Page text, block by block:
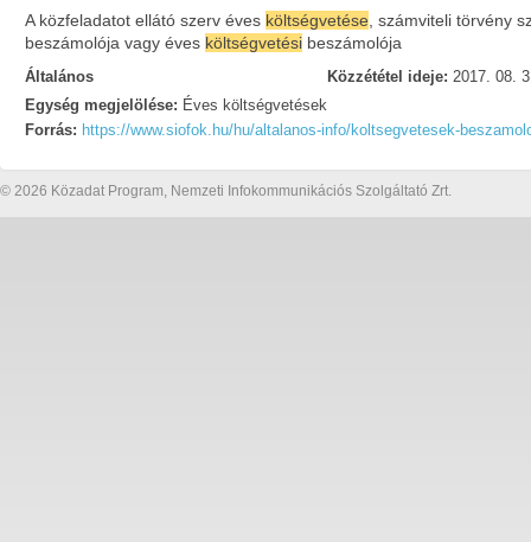
A közfeladatot ellátó szerv éves költségvetése , számviteli törvény
beszámolója vagy éves költségvetési beszámolója
Általános Közzététel ideje: 2017. 08.
Egység megjelölése: Éves költségvetések
Forrás: https://www.siofok.hu/hu/altalanos-info/koltsegvetesek-
© 2026 Közadat Program, Nemzeti Infokommunikációs Szolgáltató Zrt.